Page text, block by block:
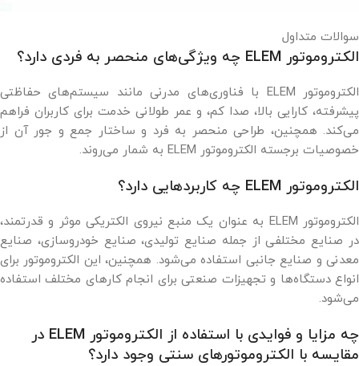
سوالات متداول
الکتروموتور ELEM چه ویژگی‌های منحصر به فردی دارد؟
الکتروموتور ELEM با فناوری‌های مدرنی مانند سیستم‌های حفاظتی
پیشرفته، کارایی بالا، صدا کم، و عمر طولانی خدمت برای کاربران فراهم
می‌کند. همچنین، طراحی منحصر به فرد و ساختار جمع و جور آن از
خصوصیات برجسته الکتروموتور ELEM به شمار می‌روند.
الکتروموتور ELEM چه کاربردهایی دارد؟
الکتروموتور ELEM به عنوان یک منبع نیروی الکتریکی موثر و قدرتمند،
در صنایع مختلفی از جمله صنایع تولیدی، صنایع خودروسازی، صنایع
معدنی و صنایع جانبی استفاده می‌شود. همچنین، این الکتروموتور برای
انواع دستگاه‌ها و تجهیزات صنعتی برای انجام کارهای مختلف استفاده
می‌شود.
چه مزایا و فوایدی با استفاده از الکتروموتور ELEM در
مقایسه با الکتروموتورهای سنتی وجود دارد؟